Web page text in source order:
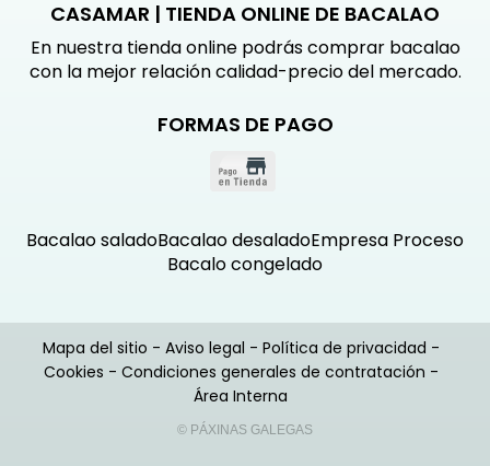
CASAMAR | TIENDA ONLINE DE BACALAO
En nuestra tienda online podrás comprar bacalao
con la mejor relación calidad-precio del mercado.
FORMAS DE PAGO
Bacalao saladoBacalao desaladoEmpresa Proceso
Bacalo congelado
Mapa del sitio - Aviso legal - Política de privacidad -
Cookies - Condiciones generales de contratación -
Área Interna
© PÁXINAS GALEGAS